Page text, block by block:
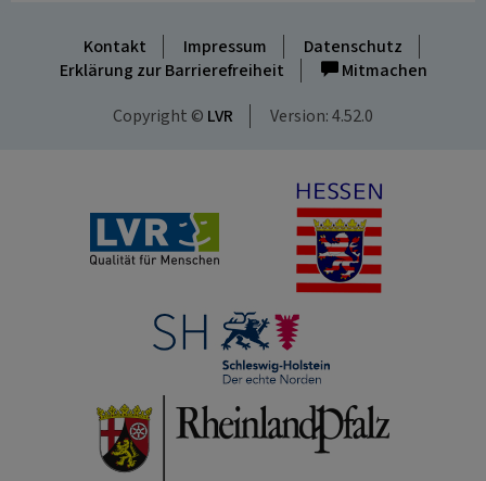
Kontakt Impressum
Datenschutz
Erklärung zur Barrierefreiheit
Mitmachen
Copyright © LVR Version: 4.52.0